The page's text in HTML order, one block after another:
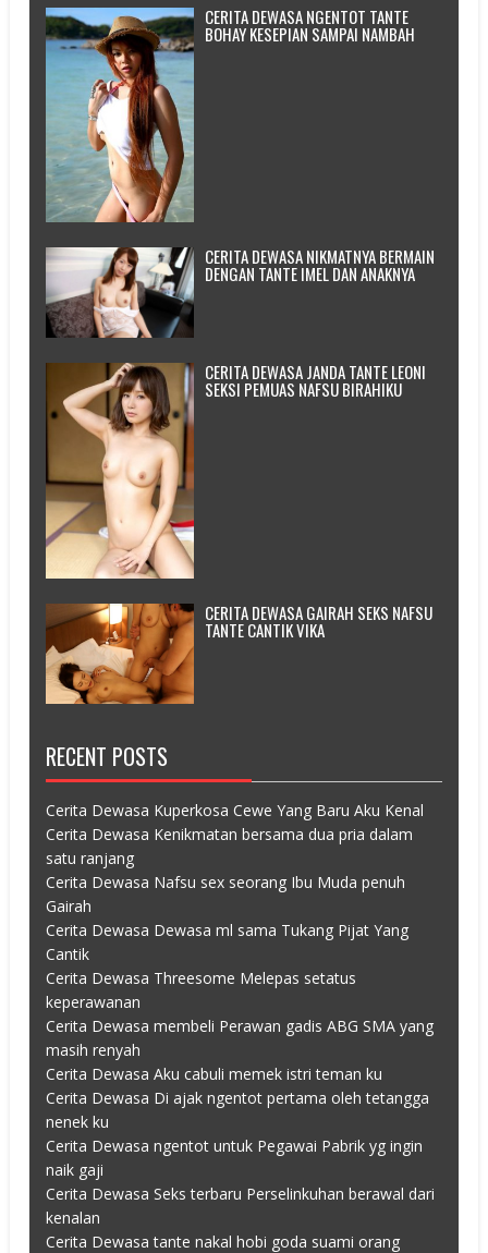
CERITA DEWASA NGENTOT TANTE
BOHAY KESEPIAN SAMPAI NAMBAH
CERITA DEWASA NIKMATNYA BERMAIN
DENGAN TANTE IMEL DAN ANAKNYA
CERITA DEWASA JANDA TANTE LEONI
SEKSI PEMUAS NAFSU BIRAHIKU
CERITA DEWASA GAIRAH SEKS NAFSU
TANTE CANTIK VIKA
RECENT POSTS
Cerita Dewasa Kuperkosa Cewe Yang Baru Aku Kenal
Cerita Dewasa Kenikmatan bersama dua pria dalam
satu ranjang
Cerita Dewasa Nafsu sex seorang Ibu Muda penuh
Gairah
Cerita Dewasa Dewasa ml sama Tukang Pijat Yang
Cantik
Cerita Dewasa Threesome Melepas setatus
keperawanan
Cerita Dewasa membeli Perawan gadis ABG SMA yang
masih renyah
Cerita Dewasa Aku cabuli memek istri teman ku
Cerita Dewasa Di ajak ngentot pertama oleh tetangga
nenek ku
Cerita Dewasa ngentot untuk Pegawai Pabrik yg ingin
naik gaji
Cerita Dewasa Seks terbaru Perselinkuhan berawal dari
kenalan
Cerita Dewasa tante nakal hobi goda suami orang